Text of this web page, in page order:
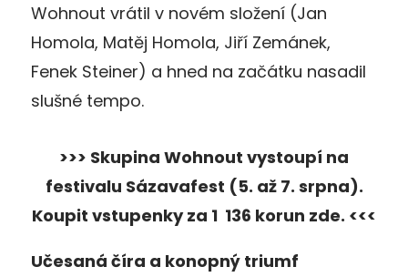
Wohnout vrátil v novém složení (Jan
Homola, Matěj Homola, Jiří Zemánek,
Fenek Steiner) a hned na začátku nasadil
slušné tempo.
>>> Skupina Wohnout vystoupí na
festivalu Sázavafest (5. až 7. srpna).
Koupit vstupenky za 1 136 korun zde. <<<
Učesaná číra a konopný triumf